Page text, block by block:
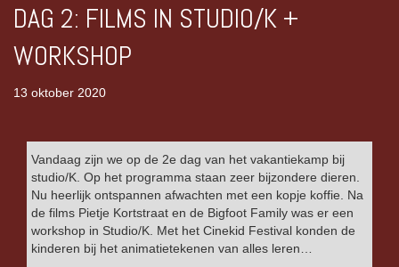
DAG 2: FILMS IN STUDIO/K +
WORKSHOP
13 oktober 2020
Vandaag zijn we op de 2e dag van het vakantiekamp bij
studio/K. Op het programma staan zeer bijzondere dieren.
Nu heerlijk ontspannen afwachten met een kopje koffie. Na
de films Pietje Kortstraat en de Bigfoot Family was er een
workshop in Studio/K. Met het Cinekid Festival konden de
kinderen bij het animatietekenen van alles leren…